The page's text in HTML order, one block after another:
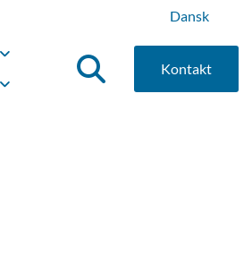
Dansk
Kontakt